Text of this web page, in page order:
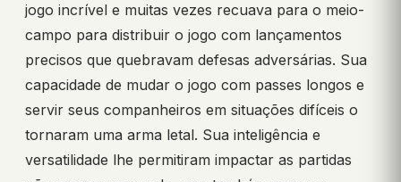
jogo incrível e muitas vezes recuava para o meio-
campo para distribuir o jogo com lançamentos
precisos que quebravam defesas adversárias. Sua
capacidade de mudar o jogo com passes longos e
servir seus companheiros em situações difíceis o
tornaram uma arma letal. Sua inteligência e
versatilidade lhe permitiram impactar as partidas